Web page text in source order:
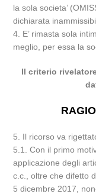
la sola societa’
dichiarata
4. E’ rimasta sola
meglio, per essa la
Il criterio
5. Il ricorso va
5.1. Con il primo
applicazione degli
c.c., oltre che difetto
5 dicembre 2017,